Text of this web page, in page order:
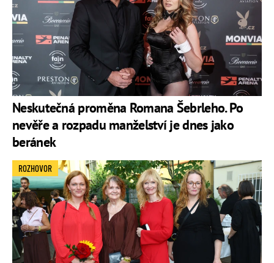
Neskutečná proměna Romana Šebrleho. Po
nevěře a rozpadu manželství je dnes jako
beránek
ROZHOVOR